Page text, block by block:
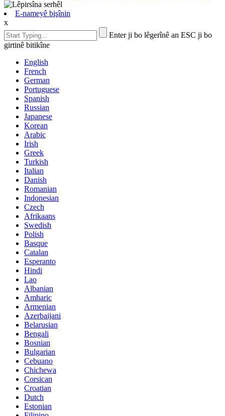
E-nameyê bişînin
x
Enter ji bo lêgerînê an ESC ji bo
girtinê bitikîne
English
French
German
Portuguese
Spanish
Russian
Japanese
Korean
Arabic
Irish
Greek
Turkish
Italian
Danish
Romanian
Indonesian
Czech
Afrikaans
Swedish
Polish
Basque
Catalan
Esperanto
Hindi
Lao
Albanian
Amharic
Armenian
Azerbaijani
Belarusian
Bengali
Bosnian
Bulgarian
Cebuano
Chichewa
Corsican
Croatian
Dutch
Estonian